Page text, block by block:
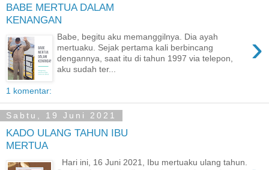
BABE MERTUA DALAM
KENANGAN
›
Babe, begitu aku memanggilnya. Dia ayah
mertuaku. Sejak pertama kali berbincang
dengannya, saat itu di tahun 1997 via telepon,
aku sudah ter...
1 komentar:
Sabtu, 19 Juni 2021
KADO ULANG TAHUN IBU
MERTUA
Hari ini, 16 Juni 2021, Ibu mertuaku ulang tahun.